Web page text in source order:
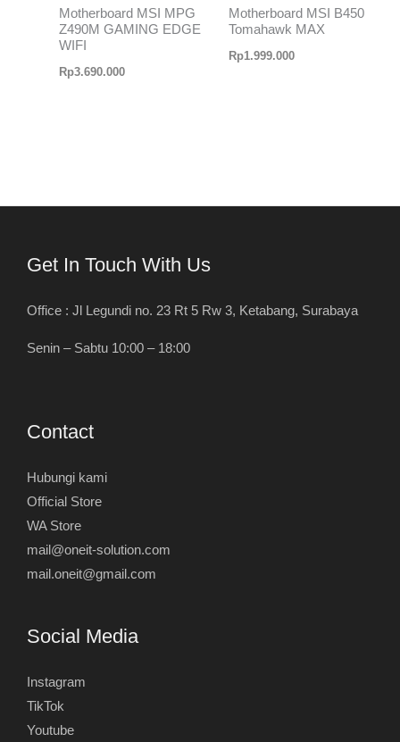
Motherboard MSI MPG
Z490M GAMING EDGE
WIFI
Rp3.690.000
Motherboard MSI B450
Tomahawk MAX
Rp1.999.000
Get In Touch With Us
Office : Jl Legundi no. 23 Rt 5 Rw 3, Ketabang, Surabaya
Senin – Sabtu 10:00 – 18:00
Contact
Hubungi kami
Official Store
WA Store
mail@oneit-solution.com
mail.oneit@gmail.com
Social Media
Instagram
TikTok
Youtube